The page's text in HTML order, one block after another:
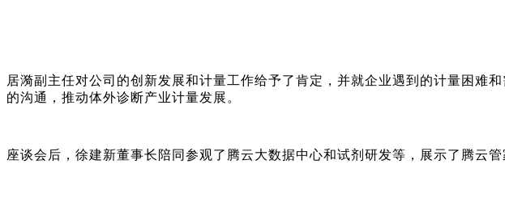
居漪副主任对公司的创新发展和计量工作给予了肯定，并就企业遇到的计量困难
的沟通，推动体外诊断产业计量发展。
座谈会后，徐建新董事长陪同参观了腾云大数据中心和试剂研发等，展示了腾云